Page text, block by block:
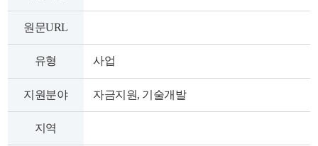
원문URL
유형 사업
지원분야 자금지원, 기술개발
지역